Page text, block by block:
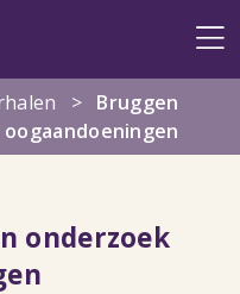
> Bruggen
onderzoek